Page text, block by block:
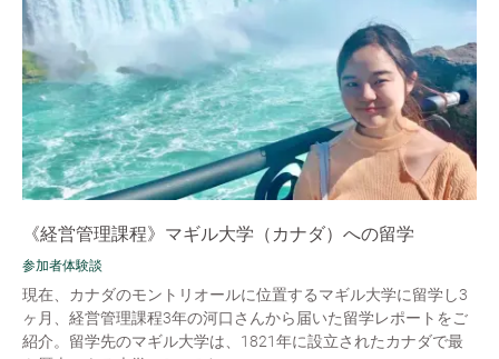
《経営管理課程》マギル大学（カナダ）への留学
参加者体験談
現在、カナダのモントリオールに位置するマギル大学に留学し3
ヶ月、経営管理課程3年の河口さんから届いた留学レポートをご
紹介。留学先のマギル大学は、1821年に設立されたカナダで最